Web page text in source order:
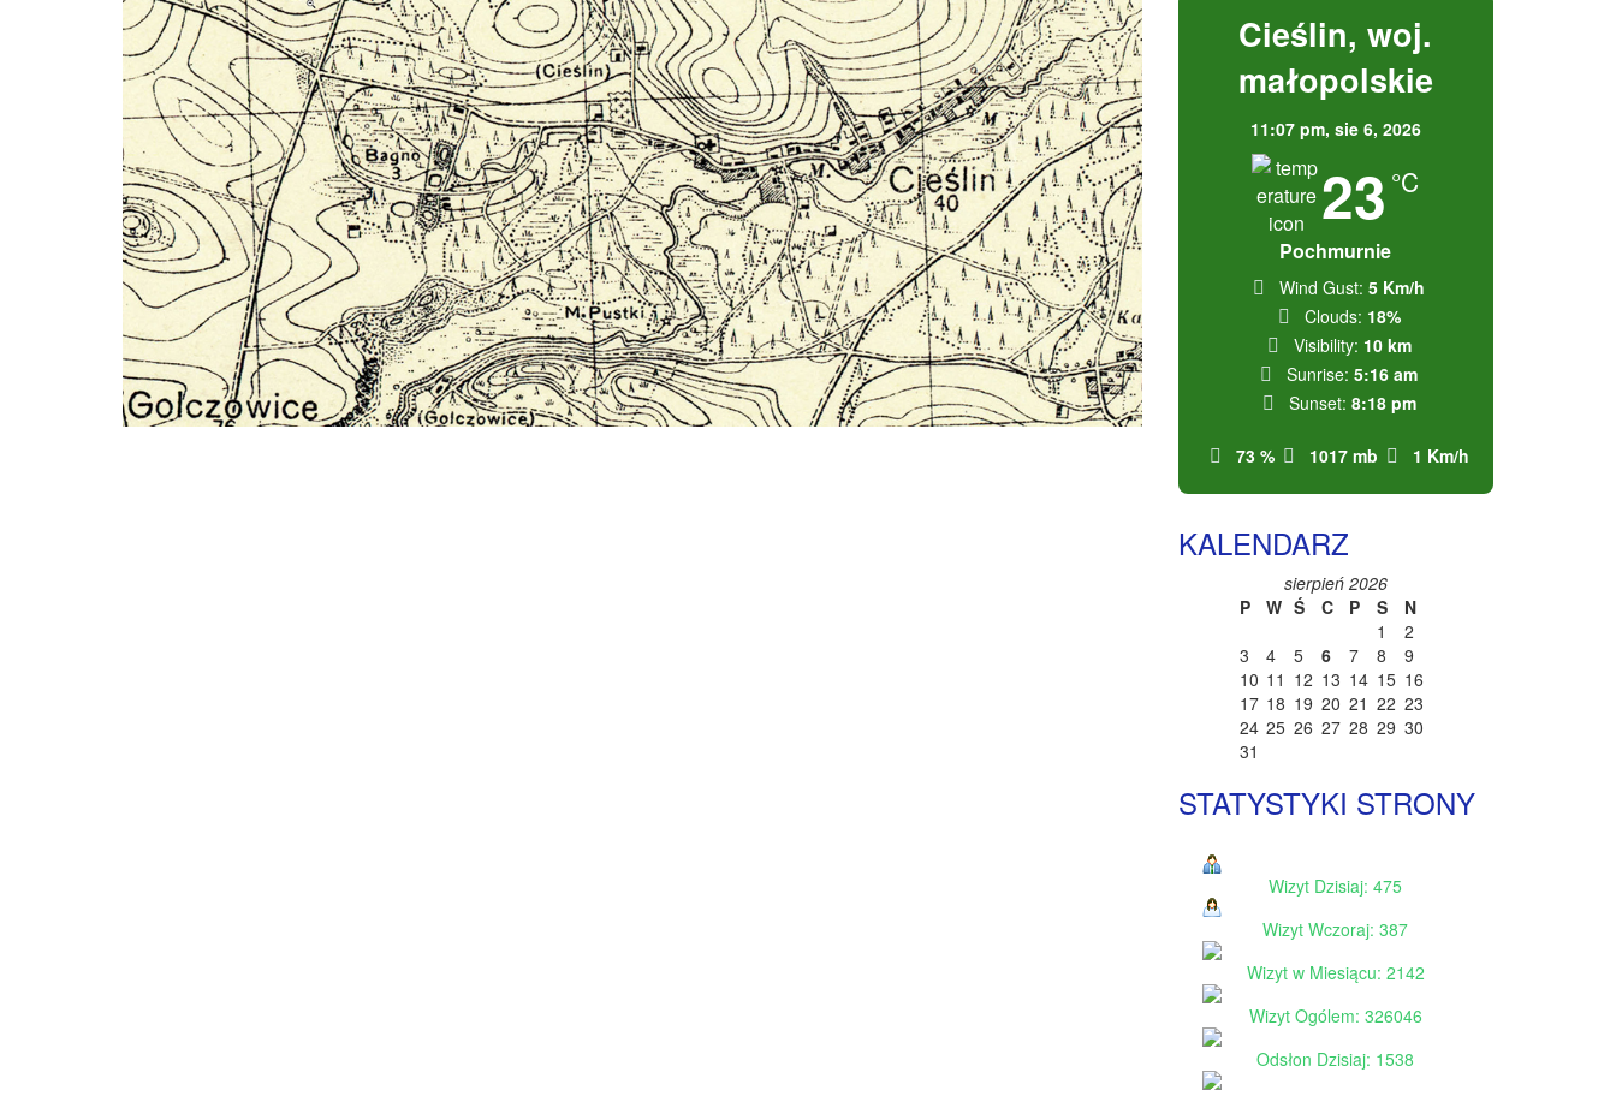
Cieślin, woj.
małopolskie
11:07 pm, sie 6, 2026
23 °C
Pochmurnie
73 % 1017 mb 1 Km/h
Wind Gust: 5 Km/h
Clouds: 18%
Visibility: 10 km
Sunrise: 5:16 am
Sunset: 8:18 pm
KALENDARZ
sierpień 2026
P
W Ś C P S
N
1
2
3
4 5 6 7 8
9
10 11 12 13 14 15 16
17 18 19 20 21 22 23
24 25 26 27 28 29 30
31
STATYSTYKI STRONY
Wizyt Dzisiaj: 475
Wizyt Wczoraj: 387
Wizyt w Miesiącu: 2142
Wizyt Ogólem: 326046
Odsłon Dzisiaj: 1538